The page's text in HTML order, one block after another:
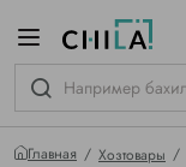
Главная Хозтовары
гамме